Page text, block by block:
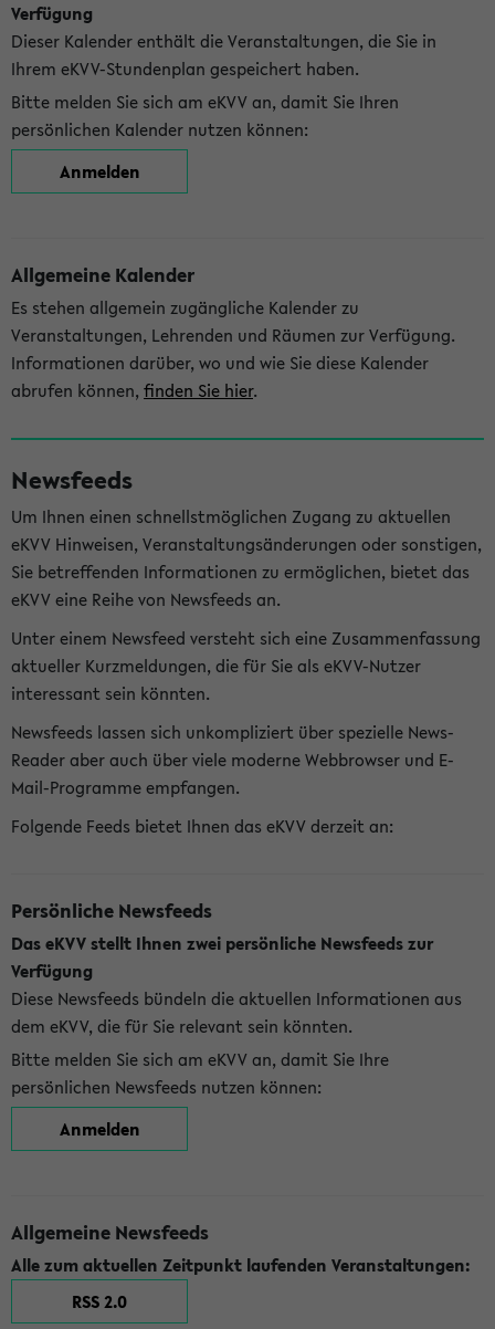
Verfügung
Dieser Kalender enthält die Veranstaltungen, die Sie in
Ihrem eKVV-Stundenplan gespeichert haben.
Bitte melden Sie sich am eKVV an, damit Sie Ihren
persönlichen Kalender nutzen können:
Anmelden
Allgemeine Kalender
Es stehen allgemein zugängliche Kalender zu
Veranstaltungen, Lehrenden und Räumen zur Verfügung.
Informationen darüber, wo und wie Sie diese Kalender
abrufen können, finden Sie hier.
Newsfeeds
Um Ihnen einen schnellstmöglichen Zugang zu aktuellen
eKVV Hinweisen, Veranstaltungsänderungen oder sonstigen,
Sie betreffenden Informationen zu ermöglichen, bietet das
eKVV eine Reihe von Newsfeeds an.
Unter einem Newsfeed versteht sich eine Zusammenfassung
aktueller Kurzmeldungen, die für Sie als eKVV-Nutzer
interessant sein könnten.
Newsfeeds lassen sich unkompliziert über spezielle News-
Reader aber auch über viele moderne Webbrowser und E-
Mail-Programme empfangen.
Folgende Feeds bietet Ihnen das eKVV derzeit an:
Persönliche Newsfeeds
Das eKVV stellt Ihnen zwei persönliche Newsfeeds zur
Verfügung
Diese Newsfeeds bündeln die aktuellen Informationen aus
dem eKVV, die für Sie relevant sein könnten.
Bitte melden Sie sich am eKVV an, damit Sie Ihre
persönlichen Newsfeeds nutzen können:
Anmelden
Allgemeine Newsfeeds
Alle zum aktuellen Zeitpunkt laufenden Veranstaltungen:
RSS 2.0